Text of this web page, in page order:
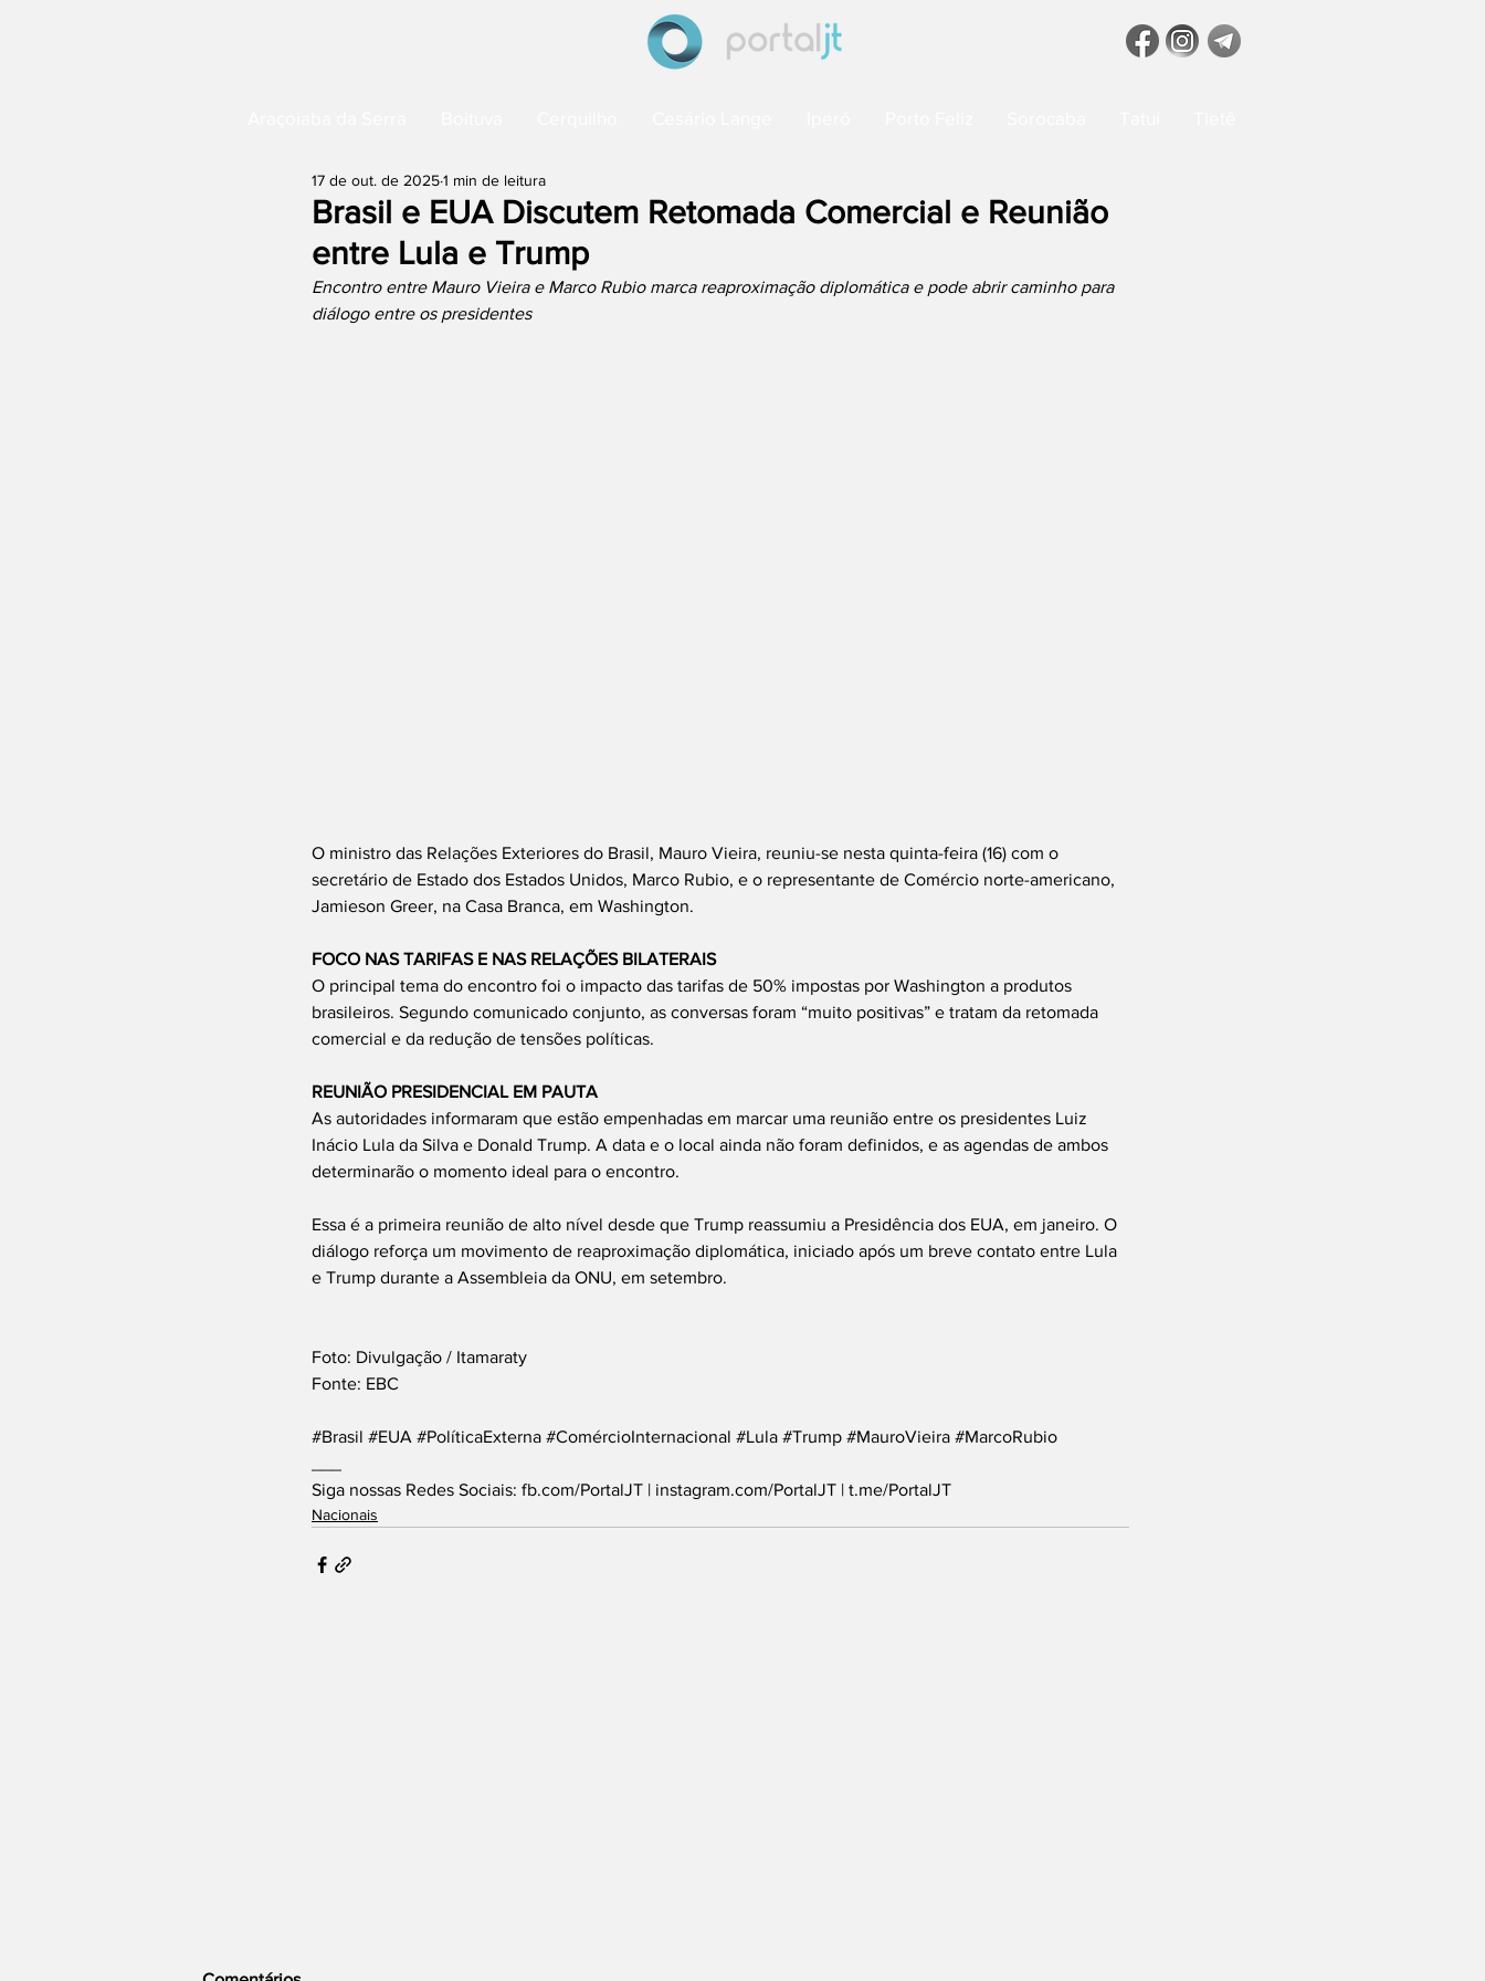
Brasil e EUA Discutem Retomada Comercial e Reunião
entre Lula e Trump
17 de out. de 20251 min de leitura
Encontro entre Mauro Vieira e Marco Rubio marca reaproximação diplomática e pode abrir caminho para
diálogo entre os presidentes
O ministro das Relações Exteriores do Brasil, Mauro Vieira, reuniu-se nesta quinta-feira (16) com o
secretário de Estado dos Estados Unidos, Marco Rubio, e o representante de Comércio norte-americano,
Jamieson Greer, na Casa Branca, em Washington.
FOCO NAS TARIFAS E NAS RELAÇÕES BILATERAIS
O principal tema do encontro foi o impacto das tarifas de 50% impostas por Washington a produtos
brasileiros. Segundo comunicado conjunto, as conversas foram “muito positivas” e tratam da retomada
comercial e da redução de tensões políticas.
REUNIÃO PRESIDENCIAL EM PAUTA
As autoridades informaram que estão empenhadas em marcar uma reunião entre os presidentes Luiz
Inácio Lula da Silva e Donald Trump. A data e o local ainda não foram definidos, e as agendas de ambos
determinarão o momento ideal para o encontro.
Essa é a primeira reunião de alto nível desde que Trump reassumiu a Presidência dos EUA, em janeiro. O
diálogo reforça um movimento de reaproximação diplomática, iniciado após um breve contato entre Lula
e Trump durante a Assembleia da ONU, em setembro.
Foto: Divulgação / Itamaraty
Fonte: EBC
#Brasil #EUA #PolíticaExterna #ComércioInternacional #Lula #Trump #MauroVieira #MarcoRubio
Siga nossas Redes Sociais: fb.com/PortalJT | instagram.com/PortalJT | t.me/PortalJT
Nacionais